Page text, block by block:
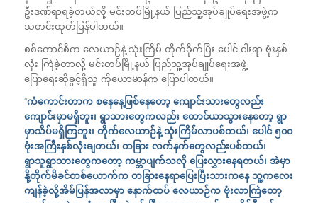
ဦးဒဏ်ရာရခဲ့တယ်လို့ မင်းတပ်မြို့နယ် ပြည်သူ့အုပ်ချုပ်ရေးအဖွဲ့က
သတင်းထုတ်ပြန်ပါတယ်။
စစ်ကောင်စီက လေယာဉ်နဲ့ သုံးကြိမ် တိုက်ခိုက်ပြီး ပေါင် ငါးရာ ဗုံးနှစ်
လုံး ကြဲခဲ့တာလို့ မင်းတပ်မြို့နယ် ပြည်သူ့အုပ်ချုပ်ရေးအဖွဲ့
ပြောရေးဆိုခွင့်ရှိသူ ကိုယောမာန်က ပြောပါတယ်။
“ကံကောင်းတာက စနေနေ့ဖြစ်နေတော့ ကျောင်းသားတွေလည်း
ကျောင်းမှာမရှိဘူး၊ ရွာသားတွေကလည်း တောင်ယာသွားနေတော့ ရွာ
မှာသိပ်မရှိကြဘူး၊ တိုက်လေယာဉ်နဲ့ သုံးကြိမ်လာပစ်တယ်၊ ပေါင် ၅၀၀
ဗုံးအကြီးနှစ်လုံးချတယ်၊ တခြား လက်နက်တွေလည်းပစ်တယ်၊
ရွာသူရွာသားတွေကတော့ ကမ္ဘာပျက်သလို ပြေးလွှားနေရတယ်၊ အဲမှာ
နို့တိုက်မိခင်တစ်ယောက်က တခြားနေရာပြေးပြီးသားကနေ သူ့ကလေး
ကျန်ခဲ့လို့အိမ်ပြန်အလာမှာ နောက်ထပ် လေယာဉ်က ဗုံးလာကြဲတော့